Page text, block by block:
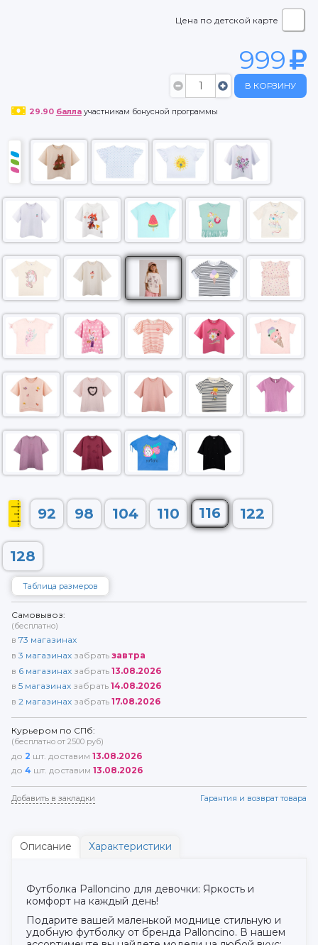
Цена по детской карте
999
В КОРЗИНУ
29.90 баллаучастникам бонусной программы
92 98 104 110 116 122
128
Таблица размеров
Самовывоз:
(бесплатно)
в 73 магазинах
в 3 магазинах забрать завтра
в 6 магазинах забрать 13.08.2026
в 5 магазинах забрать 14.08.2026
в 2 магазинах забрать 17.08.2026
Курьером по СПб:
(бесплатно от 2500 руб)
до 2 шт. доставим 13.08.2026
до 4 шт. доставим 13.08.2026
Добавить в закладки Гарантия и возврат товара
Описание Характеристики
Футболка Palloncino для девочки: Яркость и
комфорт на каждый день!
Подарите вашей маленькой моднице стильную и
удобную футболку от бренда Palloncino. В нашем